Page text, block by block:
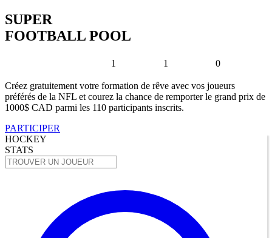
SUPER
FOOTBALL POOL
1 1 0
Créez gratuitement votre formation de rêve avec vos joueurs
préférés de la NFL et courez la chance de remporter le grand prix de
1000$ CAD parmi les 110 participants inscrits.
PARTICIPER
HOCKEY
STATS